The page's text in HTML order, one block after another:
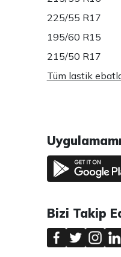
225/55 R17
195/60 R15
215/50 R17
Tüm lastik
Bizi Takip